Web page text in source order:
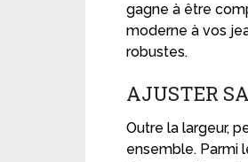
gagne à être
moderne à vos
robustes.
AJUSTER
Outre la largeur,
ensemble. Parmi